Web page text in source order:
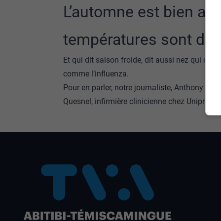
L’automne est bien
températures sont
Et qui dit saison froide, dit aussi nez qui
comme l’influenza.
Pour en parler, notre journaliste, Anthony
Quesnel, infirmière clinicienne chez Uniprix